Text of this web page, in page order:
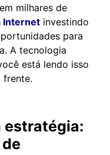
milhares de
Internet investindo
para
A tecnologia
está lendo isso
frente.
estratégia: